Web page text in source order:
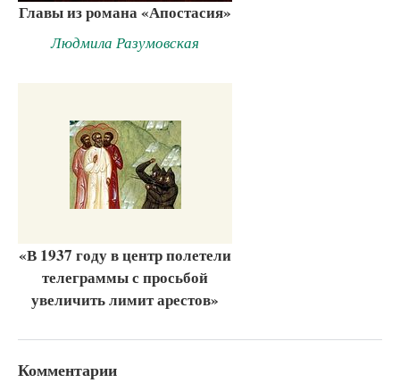
Главы из романа «Апостасия»
Людмила Разумовская
«В 1937 году в центр полетели
телеграммы с просьбой
увеличить лимит арестов»
Комментарии